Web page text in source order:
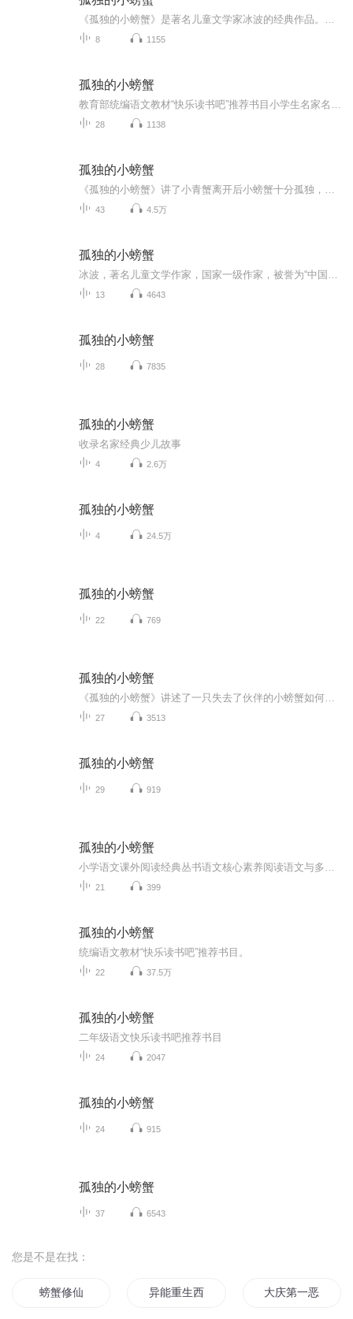
8 1155
孤独的小螃蟹
28 1138
孤独的小螃蟹
43 4.5万
孤独的小螃蟹
13 4643
孤独的小螃蟹
28 7835
孤独的小螃蟹
收录名家经典少儿故事
4 2.6万
孤独的小螃蟹
4 24.5万
孤独的小螃蟹
22 769
孤独的小螃蟹
27 3513
孤独的小螃蟹
29 919
孤独的小螃蟹
21 399
孤独的小螃蟹
统编语文教材“快乐读书吧”推荐书目。
22 37.5万
孤独的小螃蟹
二年级语文快乐读书吧推荐书目
24 2047
孤独的小螃蟹
24 915
孤独的小螃蟹
37 6543
您是不是在找：
螃蟹修仙 异能重生西门庆 大庆第一恶